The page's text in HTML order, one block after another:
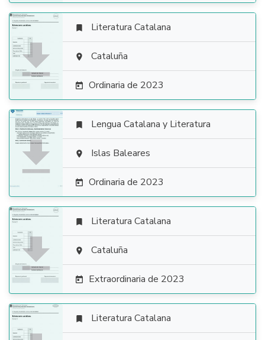

 Literatura Catalana
 Cataluña
 Ordinaria de 2023

 Lengua Catalana y Literatura
 Islas Baleares
 Ordinaria de 2023

 Literatura Catalana
 Cataluña
 Extraordinaria de 2023
 Literatura Catalana